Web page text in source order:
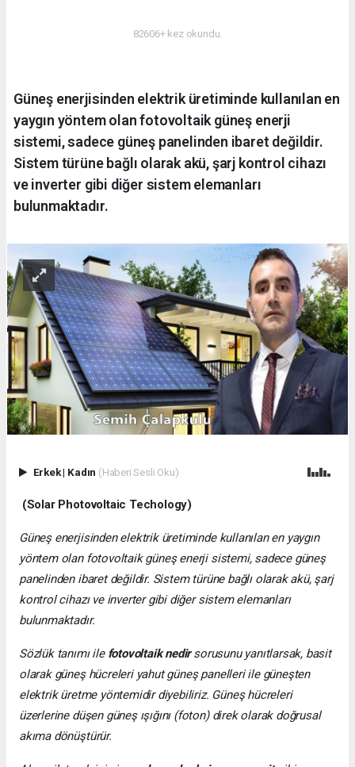
82606+ kez okundu.
Güneş enerjisinden elektrik üretiminde kullanılan en
yaygın yöntem olan fotovoltaik güneş enerji
sistemi, sadece güneş panelinden ibaret değildir.
Sistem türüne bağlı olarak akü, şarj kontrol cihazı
ve inverter gibi diğer sistem elemanları
bulunmaktadır.
Erkek| Kadın (Haberi Sesli Oku)
(Solar Photovoltaic Techology)
Güneş enerjisinden elektrik üretiminde kullanılan en yaygın
yöntem olan fotovoltaik güneş enerji sistemi, sadece güneş
panelinden ibaret değildir. Sistem türüne bağlı olarak akü, şarj
kontrol cihazı ve inverter gibi diğer sistem elemanları
bulunmaktadır.
Sözlük tanımı ile fotovoltaik nedirsorusunu yanıtlarsak, basit
olarak güneş hücreleri yahut güneş panelleri ile güneşten
elektrik üretme yöntemidir diyebiliriz. Güneş hücreleri
üzerlerine düşen güneş ışığını (foton) direk olarak doğrusal
akıma dönüştürür.